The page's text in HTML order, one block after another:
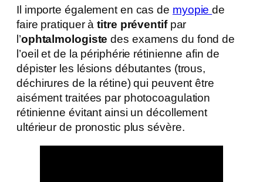
Il importe également en cas de myopiede
faire pratiquer àtitre préventifpar
l’ophtalmologiste des examens du fond de
l’oeil et de la périphérie rétinienne afin de
dépister les lésions débutantes (trous,
déchirures de la rétine) qui peuvent être
aisément traitées par photocoagulation
rétinienne évitant ainsi un décollement
ultérieur de pronostic plus sévère.